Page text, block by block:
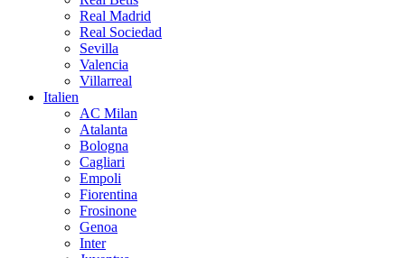
Real Madrid
Real Sociedad
Sevilla
Valencia
Villarreal
Italien
AC Milan
Atalanta
Bologna
Cagliari
Empoli
Fiorentina
Frosinone
Genoa
Inter